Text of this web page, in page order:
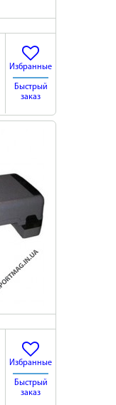
Избранные
Быстрый
заказ
Избранные
Быстрый
заказ